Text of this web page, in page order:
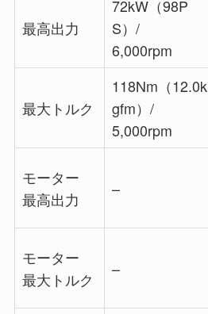
最高出力
72kW（98P
S）/
6,000rpm
最大トルク
118Nm（12.0k
gfm）/
5,000rpm
モーター
最高出力
–
モーター
最大トルク
–